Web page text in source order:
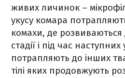
живих личинок –
укусу комара
комахи, де розвиваються
стадії і під час наступних
потрапляють до інших
тілі яких продовжують